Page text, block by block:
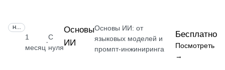
1
месяц
·
С
нуля
Основы
ИИ
Основы ИИ: от
языковых моделей и
промпт-инжиниринга
Бесплатно
Посмотреть
→